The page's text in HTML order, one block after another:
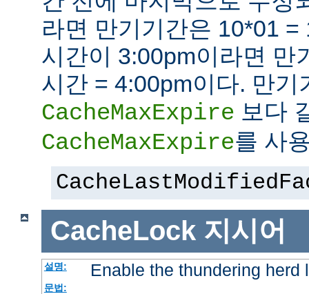
라면 만기기간은 10*01
시간이 3:00pm이라면 만
시간 = 4:00pm이다. 만기
CacheMaxExpire 보다
CacheMaxExpire를 사
CacheLock 지시어
설명: Enable the thundering herd
문법: